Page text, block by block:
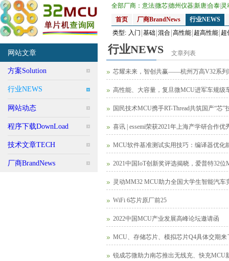
全部厂商： 意法微芯德州仪器新唐合泰 灵
首页
厂商BrandNews
行业NEWS
类型: 入门 基础 混合 高性能 超高性能 超
网站文章
方案Solution
行业NEWS
网站动态
程序下载DownLoad
技术文章TECH
厂商BrandNews
行业NEWS 文章列表
芯耀未来，智创共赢——杭州万高V32系列
高性能、大容量，复旦微MCU进军车规级
国民技术MCU携手RT-Thread共筑国产“芯”
喜讯 | essemi荣获2021年上海产学研合作优
MCU软件基准测试实用技巧：编译器优化
2021中国IoT创新奖评选揭晓，爱普特32位
灵动MM32 MCU助力全国大学生智能汽车
WiFi 6芯片原厂前25
2022中国MCU产业发展高峰论坛邀请函
MCU、存储芯片、模拟芯片Q4具体交期来
锐成芯微助力南芯推出无线充、快充MCU